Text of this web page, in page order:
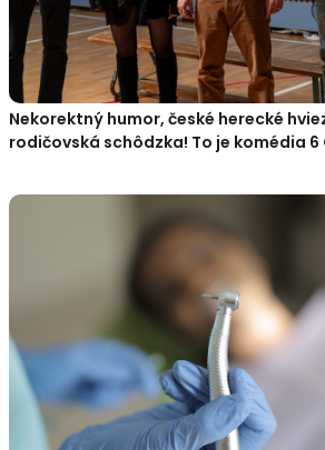
Nekorektný humor, české herecké
rodičovská schôdzka! To je komédia 6